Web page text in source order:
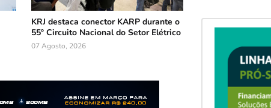
KRJ destaca conector KARP durante o
55º Circuito Nacional do Setor Elétrico
07 Agosto, 2026